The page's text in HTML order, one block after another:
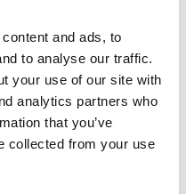
and ads, to
to analyse our traffic.
your use of our site with
analytics partners who
that you’ve
collected from your use
povera di grassi
in cui andrà
momento.
ciotola; aggiungere
lo sciroppo d’acero
il composto nei